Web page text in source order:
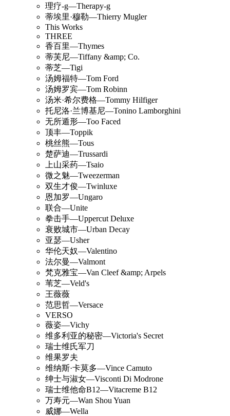
理疗-g—Therapy-g
蒂埃里·穆勒—Thierry Mugler
This Works
THREE
香百里—Thymes
蒂芙尼—Tiffany &amp; Co.
蒂芝—Tigi
汤姆福特—Tom Ford
汤姆罗宾—Tom Robinn
汤米·希尔费格—Tommy Hilfiger
托尼洛·兰博基尼—Tonino Lamborghini
无所遁形—Too Faced
顶丰—Toppik
桃丝熊—Tous
楚萨迪—Trussardi
上山采药—Tsaio
微之魅—Tweezerman
双生才俊—Twinluxe
恩加罗—Ungaro
联合—Unite
拳击手—Uppercut Deluxe
衰败城市—Urban Decay
亚瑟—Usher
华伦天奴—Valentino
法尔曼—Valmont
梵克雅宝—Van Cleef &amp; Arpels
苇芝—Veld's
王薇薇
范思哲—Versace
VERSO
薇姿—Vichy
维多利亚的秘密—Victoria's Secret
瑞士维氏军刀
维果罗夫
维纳斯·卡莫多—Vince Camuto
绅士与淑女—Visconti Di Modrone
瑞士维他命B12—Vitacreme B12
万寿元—Wan Shou Yuan
威娜—Wella